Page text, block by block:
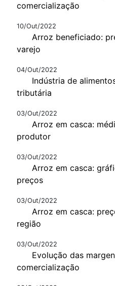
comercialização
10/Out/2022
Arroz beneficiado:
varejo
04/Out/2022
Indústria de
tributária
03/Out/2022
Arroz em casca:
produtor
03/Out/2022
Arroz em casca:
preços
03/Out/2022
Arroz em casca:
região
03/Out/2022
Evolução das
comercialização